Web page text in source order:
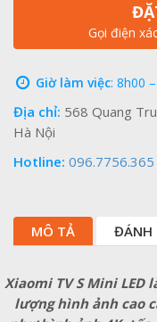
Gọi điện
Giờ làm việc: 8h00
Địa chỉ: 568 Quang
Hà Nội
Hotline: 096.7756.365
MÔ TẢ ĐÁNH
Xiaomi TV S Mini
lượng hình ảnh cao